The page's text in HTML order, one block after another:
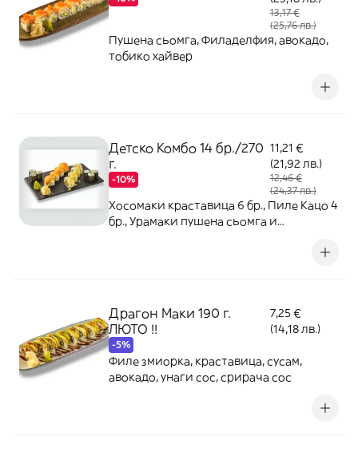
13,17 €
(25,76 лв.)
Пушена сьомга, Филаделфия, авокадо,
тобико хайвер
Детско Комбо 14 бр./270
г.
-10%
11,21 €
(21,92 лв.)
12,46 €
(24,37 лв.)
Хосомаки краставица 6 бр., Пиле Кацо 4
бр., Урамаки пушена сьомга и
Драгон Маки 190 г.
ЛЮТО !!
-5%
7,25 €
(14,18 лв.)
Филе змиорка, краставица, сусам,
авокадо, унаги сос, срирача сос